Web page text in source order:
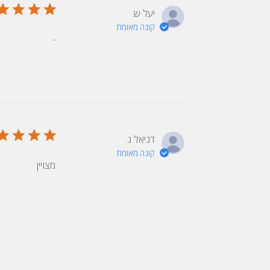
יעל ש.
קונה מאומת
-
דניאל ג.
קונה מאומת
מצויין